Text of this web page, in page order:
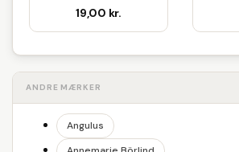
19,00 kr.
ANDRE MÆRKER
Angulus